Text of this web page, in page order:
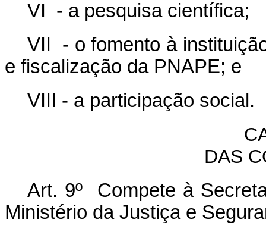
VI - a pesquisa científica;
VII - o fomento à
e fiscalização da PNAPE; e
VIII - a participação social.
DAS
Art. 9º Compete à
Ministério da Justiça e